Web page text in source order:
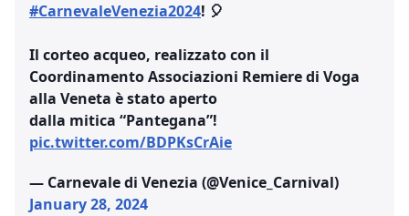
#CarnevaleVenezia2024! 🎈
Il corteo acqueo, realizzato con il
Coordinamento Associazioni Remiere di Voga
alla Veneta è stato aperto
dalla mitica “Pantegana”!
pic.twitter.com/BDPKsCrAie
— Carnevale di Venezia (@Venice_Carnival)
January 28, 2024